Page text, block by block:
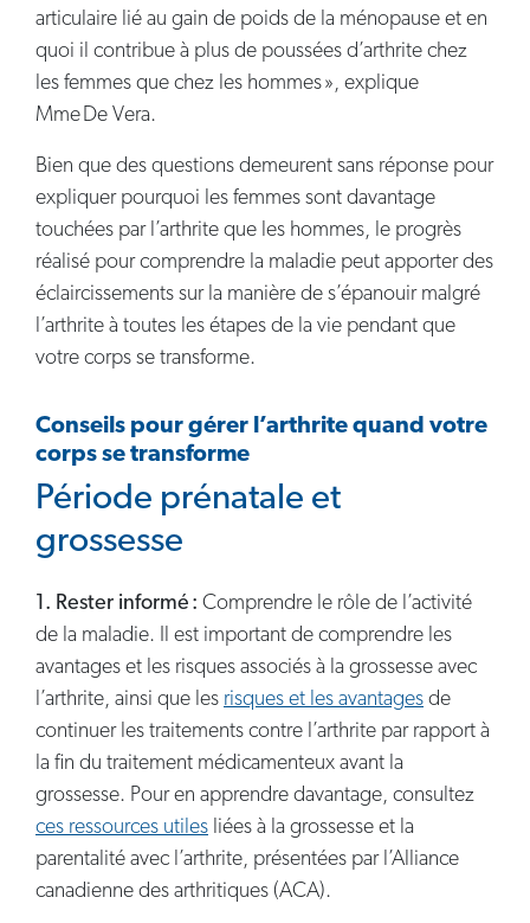
articulaire lié au gain de poids de la ménopause et en
quoi il contribue à plus de poussées d’arthrite chez
les femmes que chez les hommes », explique
Mme De Vera.
Bien que des questions demeurent sans réponse pour
expliquer pourquoi les femmes sont davantage
touchées par l’arthrite que les hommes, le progrès
réalisé pour comprendre la maladie peut apporter des
éclaircissements sur la manière de s’épanouir malgré
l’arthrite à toutes les étapes de la vie pendant que
votre corps se transforme.
Conseils pour gérer l’arthrite quand votre
corps se transforme
Période prénatale et
grossesse
1. Rester informé : Comprendre le rôle de l’activité
de la maladie. Il est important de comprendre les
avantages et les risques associés à la grossesse avec
l’arthrite, ainsi que les risques et les avantages de
continuer les traitements contre l’arthrite par rapport à
la fin du traitement médicamenteux avant la
grossesse. Pour en apprendre davantage, consultez
ces ressources utiles liées à la grossesse et la
parentalité avec l’arthrite, présentées par l’Alliance
canadienne des arthritiques (ACA).